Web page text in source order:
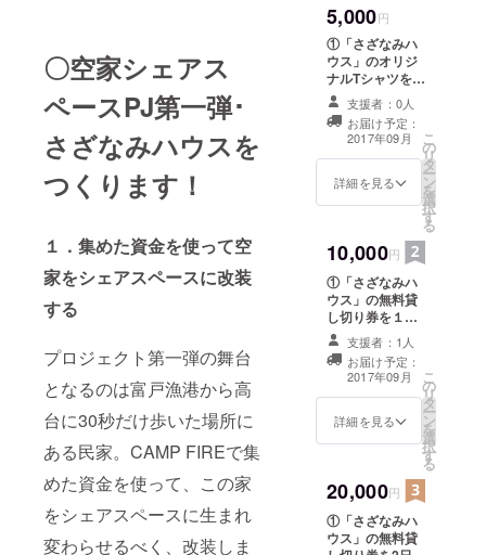
〇空家シェアス
ペースPJ第一弾･
さざなみハウスを
つくります！
１．集めた資金を使って空
家をシェアスペースに改装
する
プロジェクト第一弾の舞台
となるのは富戸漁港から高
台に30秒だけ歩いた場所に
ある民家。CAMP FIREで集
めた資金を使って、この家
をシェアスペースに生まれ
変わらせるべく、改装しま
5,000円
①「さざなみハ
ウス」のオリジ
ナルTシャツを１
枚プレゼントし
ます。 ②「さざ
なみハウス」の
リビングルーム
に設置予定の
ボードに支援者
支援者：0人
お届け予定：
2017年09月
詳細を見る
こ
の
リ
タ
ー
ン
を
選
択
す
る
10,000円
①「さざなみハ
ウス」の無料貸
し切り券を１日
分プレゼントし
ます。 ②「さざ
なみハウス」の
オリジナルTシャ
ツを１枚プレゼ
ントします。
予定のボードに
支援者の方全員
のお名前を記載
させていただき
支援者：1人
お届け予定：
2017年09月
詳細を見る
こ
の
リ
タ
ー
ン
を
選
択
す
る
20,000円
①「さざなみハ
ウス」の無料貸